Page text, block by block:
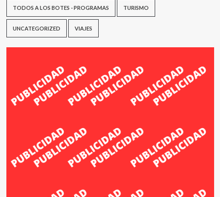
TODOS A LOS BOTES - PROGRAMAS TURISMO
UNCATEGORIZED VIAJES